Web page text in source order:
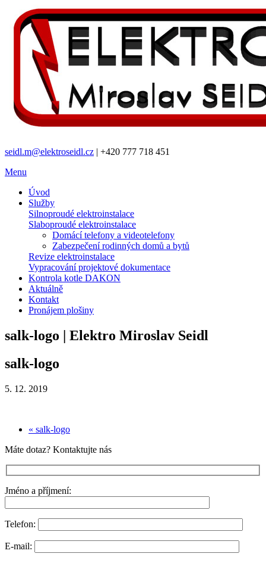
seidl.m@elektroseidl.cz | +420 777 718 451
Menu
Úvod
Služby
Silnoproudé elektroinstalace
Slaboproudé elektroinstalace
Domácí telefony a videotelefony
Zabezpečení rodinných domů a bytů
Revize elektroinstalace
Vypracování projektové dokumentace
Kontrola kotle DAKON
Aktuálně
Kontakt
Pronájem plošiny
salk-logo | Elektro Miroslav Seidl
salk-logo
5. 12. 2019
« salk-logo
Máte dotaz? Kontaktujte nás
Jméno a příjmení:
Telefon:
E-mail: